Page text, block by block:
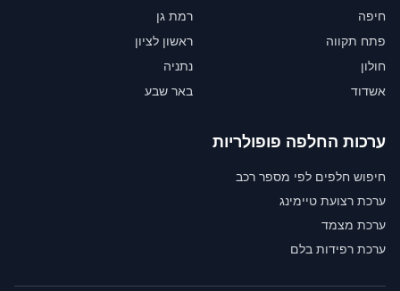
חיפה
רמת גן
פתח תקווה
ראשון לציון
חולון
נתניה
אשדוד
באר שבע
ערכות החלפה פופולריות
חיפוש חלפים לפי מספר רכב
ערכת רצועת טיימינג
ערכת מצמד
ערכת רפידות בלם